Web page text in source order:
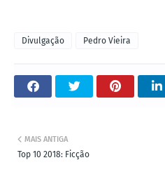
Divulgação Pedro Vieira
MAIS ANTIGA
Top 10 2018: Ficção